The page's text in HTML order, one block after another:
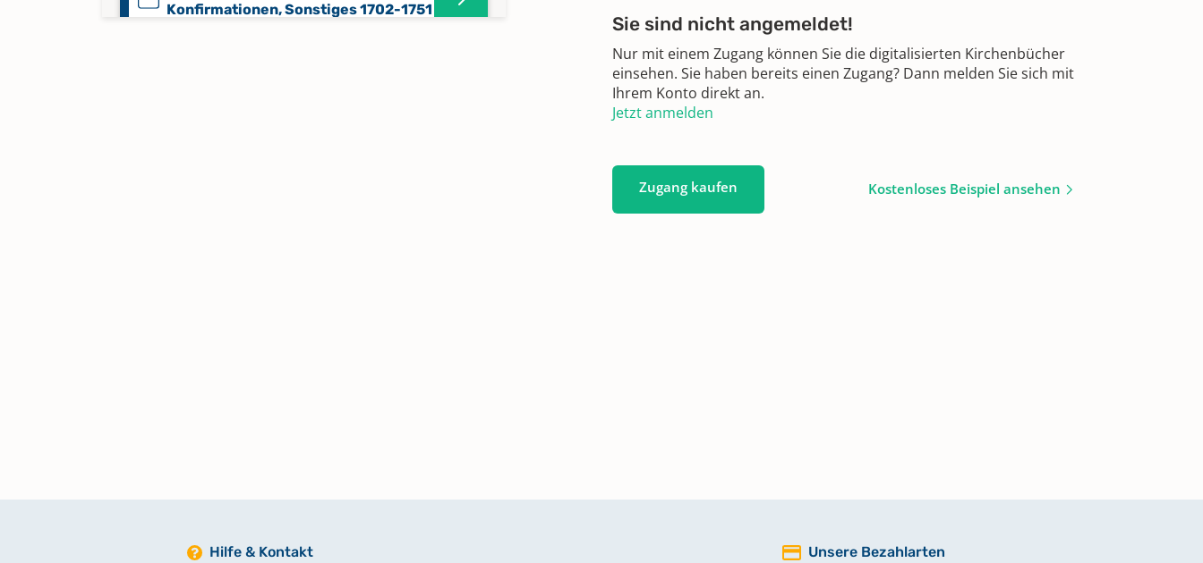
Konfirmationen, Sonstiges 1702-1751
Sie sind nicht angemeldet!
Nur mit einem Zugang können Sie die digitalisierten Kirchenbücher
einsehen. Sie haben bereits einen Zugang? Dann melden Sie sich mit
Ihrem Konto direkt an.
Jetzt anmelden
Zugang kaufen Kostenloses Beispiel ansehen
Hilfe & Kontakt Unsere Bezahlarten